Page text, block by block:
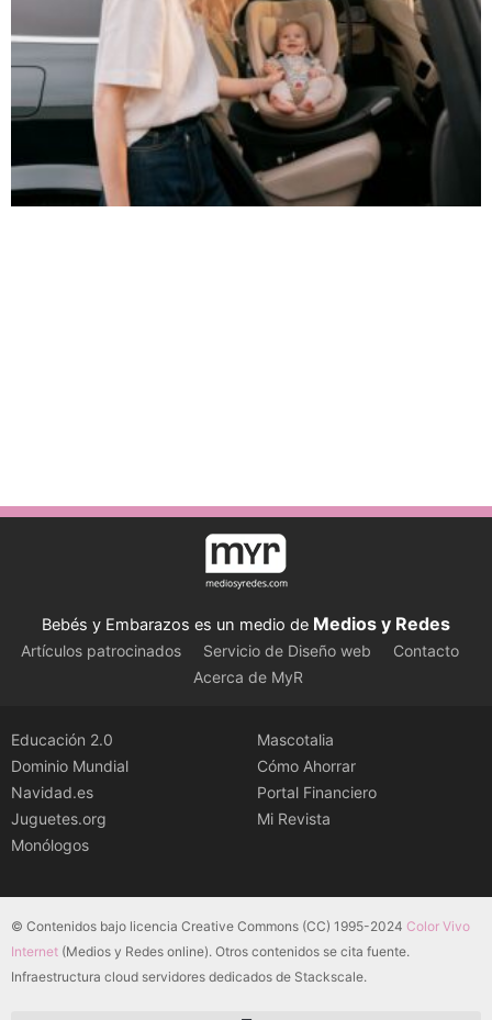
Bebés y Embarazos es un medio de Medios y Redes
Artículos patrocinados Servicio de Diseño web
Contacto
Acerca de MyR
Educación 2.0
Dominio Mundial
Navidad.es
Juguetes.org
Monólogos
Mascotalia
Cómo Ahorrar
Portal Financiero
Mi Revista
© Contenidos bajo licencia Creative Commons (CC) 1995-2024 Color Vivo
Internet (Medios y Redes online). Otros contenidos se cita fuente.
Infraestructura cloud servidores dedicados de Stackscale.